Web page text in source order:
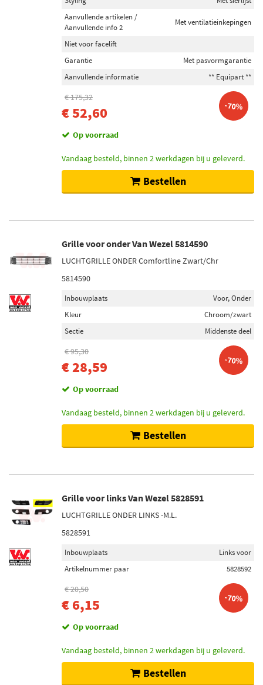
Aanvullende artikelen /
Aanvullende info 2
Met ventilatieinkepingen
Niet voor facelift
Garantie
Met pasvormgarantie
Aanvullende informatie
** Equipart **
€ 175,32
€ 52,60 -70%
Op voorraad
Vandaag besteld, binnen 2 werkdagen bij u geleverd.
Bestellen
Grille voor onder Van Wezel 5814590
LUCHTGRILLE ONDER Comfortline Zwart/Chr
5814590
Inbouwplaats
Voor, Onder
Kleur
Chroom/zwart
Sectie
Middenste deel
€ 95,30
€ 28,59 -70%
Op voorraad
Vandaag besteld, binnen 2 werkdagen bij u geleverd.
Bestellen
Grille voor links Van Wezel 5828591
LUCHTGRILLE ONDER LINKS -M.L.
5828591
Inbouwplaats
Links voor
Artikelnummer paar
5828592
€ 20,50
€ 6,15 -70%
Op voorraad
Vandaag besteld, binnen 2 werkdagen bij u geleverd.
Bestellen